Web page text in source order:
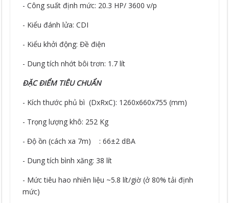
- Công suất định mức: 20.3 HP/ 3600 v/p
- Kiểu đánh lửa: CDI
- Kiểu khởi động: Đề điện
- Dung tích nhớt bôi trơn: 1.7 lít
ĐẶC ĐIỂM TIÊU CHUẨN
- Kích thước phủ bì (DxRxC): 1260x660x755 (mm)
- Trọng lượng khô: 252 Kg
- Độ ồn (cách xa 7m) : 66±2 dBA
- Dung tích bình xăng: 38 lít
- Mức tiêu hao nhiên liệu ~5.8 lít/giờ (ở 80% tải định
mức)